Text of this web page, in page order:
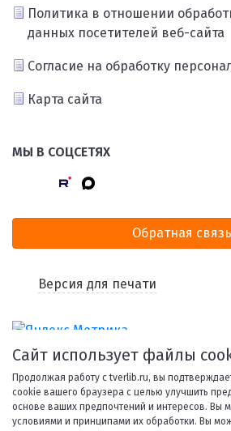
Политика в отношении
данных посетителей веб-сайта
Согласие на обработку
Карта сайта
МЫ В СОЦСЕТЯХ
Обратная связь
Версия для печати
Сайт использует файлы
Продолжая работу с tverlib.ru, вы
cookie вашего браузера с целью улучшить
основе ваших предпочтений и интересов. Вы
условиями и принципами их обработки. Вы